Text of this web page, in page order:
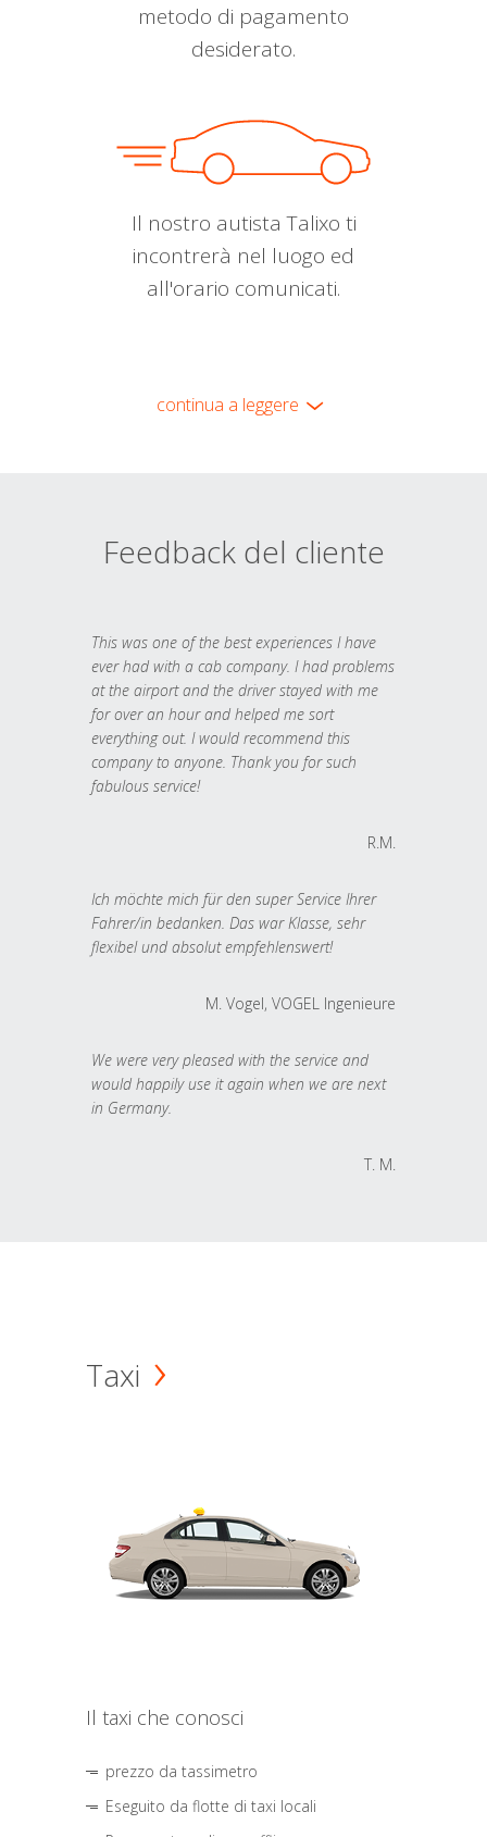
metodo di pagamento
desiderato.
Il nostro autista Talixo ti
incontrerà nel luogo ed
all'orario comunicati.
continua a leggere
Feedback del cliente
This was one of the best experiences I have
ever had with a cab company. I had problems
at the airport and the driver stayed with me
for over an hour and helped me sort
everything out. I would recommend this
company to anyone. Thank you for such
fabulous service!
R.M.
Ich möchte mich für den super Service Ihrer
Fahrer/in bedanken. Das war Klasse, sehr
flexibel und absolut empfehlenswert!
M. Vogel, VOGEL Ingenieure
We were very pleased with the service and
would happily use it again when we are next
in Germany.
T. M.
Taxi
Il taxi che conosci
prezzo da tassimetro
Eseguito da flotte di taxi locali